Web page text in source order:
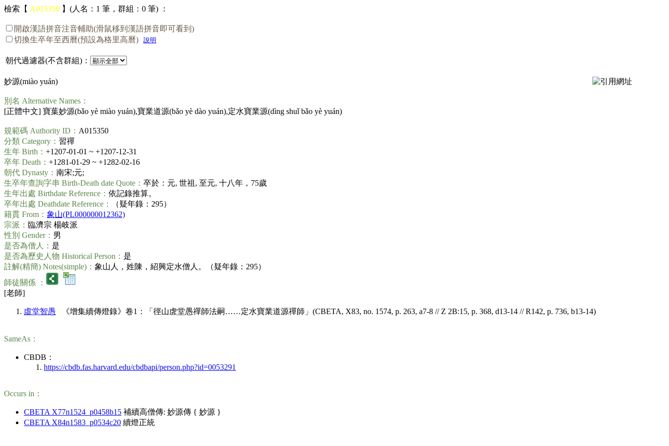
檢索【 A015350 】(人名：1 筆，群組：0 筆) ：
開啟漢語拼音注音輔助(滑鼠移到漢語拼音即可看到)
切換生卒年至西曆(預設為格里高曆)
說明
朝代過濾器(不含群組)：
妙源(miào yuán)
別名 Alternative Names：
[正體中文] 寶葉妙源(bǎo yè miào yuán),寶業道源(bǎo yè dào yuán),定水寶業源(dìng shuǐ bǎo yè yuán)
規範碼 Authority ID： A015350
分類 Category： 習禪
生年 Birth： +1207-01-01 ~ +1207-12-31
卒年 Death： +1281-01-29 ~ +1282-02-16
朝代 Dynasty： 南宋;元;
生卒年查詢字串 Birth-Death date Quote： 卒於：元, 世祖, 至元, 十八年，75歲
生年出處 Birthdate Reference： 依記錄推算。
卒年出處 Deathdate Reference：
（疑年錄：295）
籍貫 From： 象山(PL000000012362)
宗派： 臨濟宗 楊岐派
性別 Gender： 男
是否為僧人： 是
是否為歷史人物 Historical Person： 是
註解(精簡) Notes(simple)： 象山人，姓陳，紹興定水僧人。（疑年錄：295）
師徒關係 ：
[老師]
虛堂智愚 《增集續傳燈錄》卷1：「徑山虗堂愚禪師法嗣……定水寶業道源禪師」(CBETA, X83, no. 1574, p. 263, a7-8 // Z 2B:15, p. 368, d13-14 // R142, p. 736, b13-14)
SameAs：
CBDB：
https://cbdb.fas.harvard.edu/cbdbapi/person.php?id=0053291
Occurs in：
CBETA X77n1524_p0458b15 補續高僧傳: 妙源傳 { 妙源 }
CBETA X84n1583_p0534c20 續燈正統